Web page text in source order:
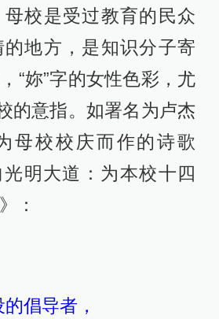
母校是受过教育的民众
地方，是知识分子寄
“妳”字的女性色彩，尤
的意指。如署名为卢杰
母校校庆而作的诗歌
明大道：为本校十四
：
倡导者，